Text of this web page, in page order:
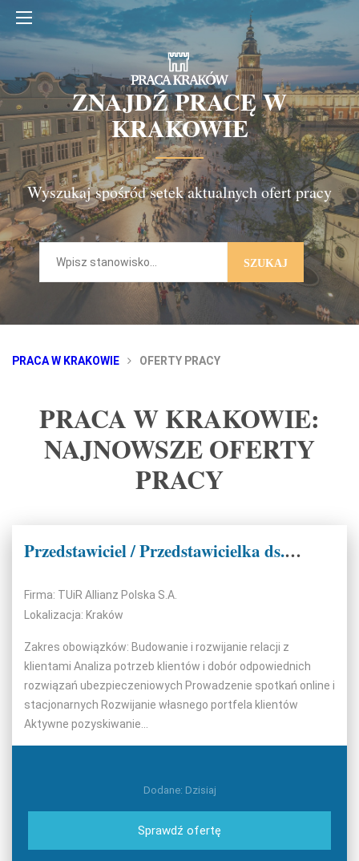
ZNAJDŹ PRACĘ W
KRAKOWIE
Wyszukaj spośród setek aktualnych ofert pracy
PRACA W KRAKOWIE OFERTY PRACY
PRACA W KRAKOWIE:
NAJNOWSZE OFERTY
PRACY
Przedstawiciel / Przedstawicielka ds. sprzedaży ubezpieczeń majątkowych
Firma: TUiR Allianz Polska S.A.
Lokalizacja: Kraków
Zakres obowiązków: Budowanie i rozwijanie relacji z
klientami Analiza potrzeb klientów i dobór odpowiednich
rozwiązań ubezpieczeniowych Prowadzenie spotkań online i
stacjonarnych Rozwijanie własnego portfela klientów
Aktywne pozyskiwanie...
Dodane: Dzisiaj
Sprawdź ofertę